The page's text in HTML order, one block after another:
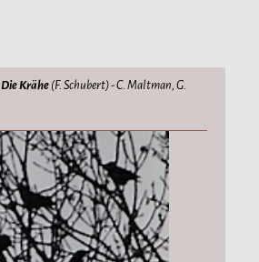
Die Krähe (F. Schubert) - C. Maltman, G.